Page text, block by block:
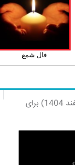
فال شمع
فال حافظ امروز چهارشنبه، (20 اسفند 1404) برای